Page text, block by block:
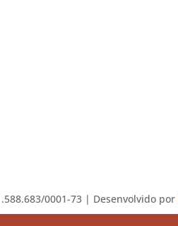
0001-73 | Desenvolvido por